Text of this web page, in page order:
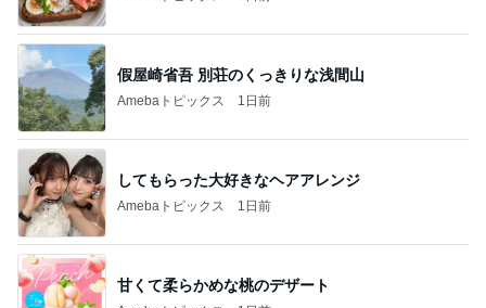
假屋崎省吾 別荘のくっきりな浅間山
Amebaトピックス 1日前
してもらった大好きなヘアアレンジ
Amebaトピックス 1日前
甘くて柔らかめな桃のデザート